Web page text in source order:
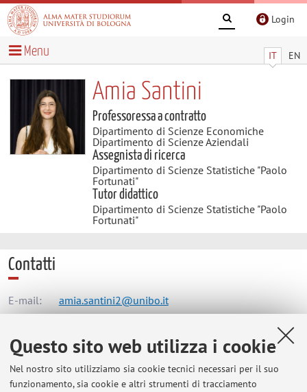
Questo sito web utilizza i cookie
Nel nostro sito utilizziamo sia cookie tecnici necessari per il suo
funzionamento, sia cookie e altri strumenti di tracciamento
Login
IT EN
Menu
Amia Santini
Professoressa a contratto
Dipartimento di Scienze Economiche
Dipartimento di Scienze Aziendali
Assegnista di ricerca
Dipartimento di Scienze Statistiche "Paolo
Fortunati"
Tutor didattico
Dipartimento di Scienze Statistiche "Paolo
Fortunati"
Contatti
E-mail: amia.santini2@unibo.it
Dipartimento di Scienze Statistiche "Paolo Fortunati"
Via Belle Arti 41, Bologna -Vai alla mappa